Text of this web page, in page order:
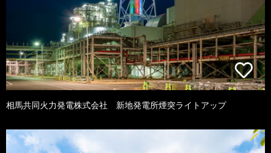
相馬共同火力発電株式会社 新地発電所煙突ライトアップ